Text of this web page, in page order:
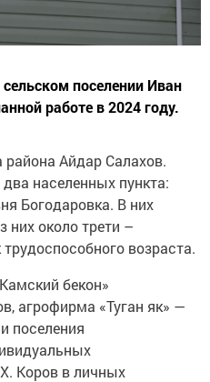
поселении Иван
работе в 2024 году.
района Айдар Салахов.
населенных пункта:
Богодаровка. В них
них около трети –
возраста.
бекон»
агрофирма «Туган як» —
поселения
Коров в личных